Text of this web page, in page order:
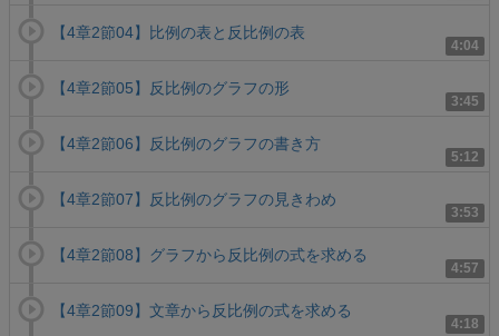
4:04
【4章2節04】比例の表と反比例の表
3:45
【4章2節05】反比例のグラフの形
5:12
【4章2節06】反比例のグラフの書き方
3:53
【4章2節07】反比例のグラフの見きわめ
4:57
【4章2節08】グラフから反比例の式を求める
4:18
【4章2節09】文章から反比例の式を求める